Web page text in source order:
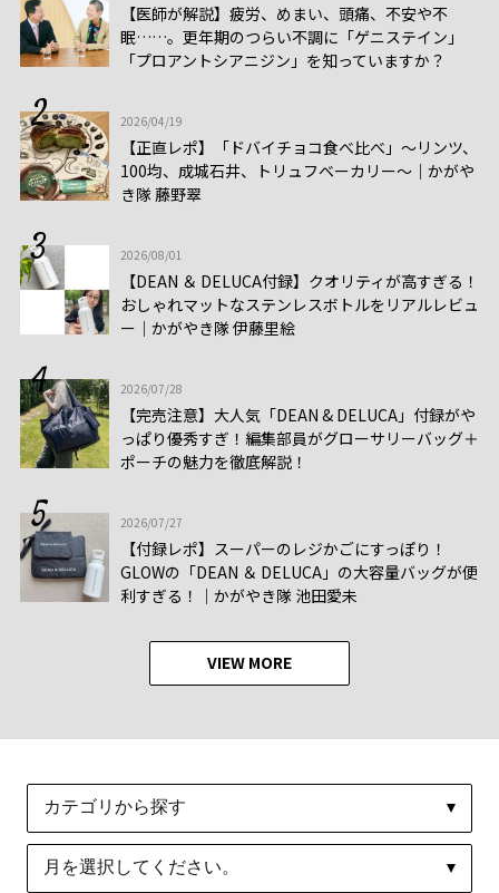
【医師が解説】疲労、めまい、頭痛、不安や不
眠……。更年期のつらい不調に「ゲニステイン」
「プロアントシアニジン」を知っていますか？
2026/04/19
【正直レポ】「ドバイチョコ食べ比べ」～リンツ、
100均、成城石井、トリュフベーカリー～｜かがや
き隊 藤野翠
2026/08/01
【DEAN ＆ DELUCA付録】クオリティが高すぎる！
おしゃれマットなステンレスボトルをリアルレビュ
ー│かがやき隊 伊藤里絵
2026/07/28
【完売注意】大人気「DEAN & DELUCA」付録がや
っぱり優秀すぎ！編集部員がグローサリーバッグ＋
ポーチの魅力を徹底解説！
2026/07/27
【付録レポ】スーパーのレジかごにすっぽり！
GLOWの「DEAN ＆ DELUCA」の大容量バッグが便
利すぎる！│かがやき隊 池田愛未
VIEW MORE